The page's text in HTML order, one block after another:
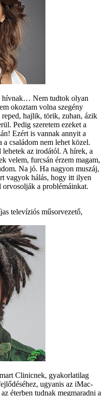
hívnak… Nem tudtok olyan
okoztam volna szegény
hajlik, törik, zuhan, ázik
Pedig szeretem ezeket a
Ezért is vannak annyit a
a családom nem lehet közel.
az irodától. A hírek, a
velem, furcsán érzem magam,
Na jó. Ha nagyon muszáj,
vagyok hálás, hogy itt ilyen
orvosolják a problémáinkat.
televíziós műsorvezető,
Clinicnek, gyakorlatilag
ugyanis az iMac-
éterben tudnak megmaradni a